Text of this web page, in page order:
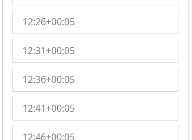
12:26+00:05
12:31+00:05
12:36+00:05
12:41+00:05
12:46+00:05